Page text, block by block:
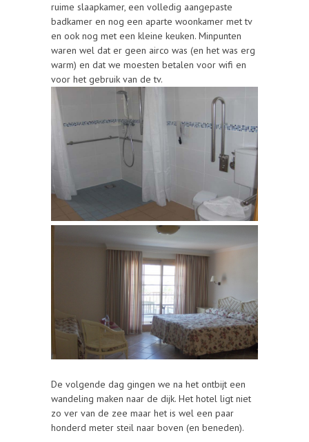
ruime slaapkamer, een volledig aangepaste
badkamer en nog een aparte woonkamer met tv
en ook nog met een kleine keuken. Minpunten
waren wel dat er geen airco was (en het was erg
warm) en dat we moesten betalen voor wifi en
voor het gebruik van de tv.
De volgende dag gingen we na het ontbijt een
wandeling maken naar de dijk. Het hotel ligt niet
zo ver van de zee maar het is wel een paar
honderd meter steil naar boven (en beneden).